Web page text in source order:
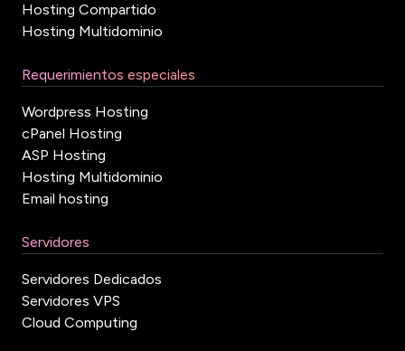
Hosting Compartido
Hosting Multidominio
Requerimientos especiales
Wordpress Hosting
cPanel Hosting
ASP Hosting
Hosting Multidominio
Email hosting
Servidores
Servidores Dedicados
Servidores VPS
Cloud Computing